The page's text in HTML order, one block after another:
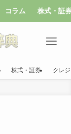
コラム 株式・証
株式・証券 クレ